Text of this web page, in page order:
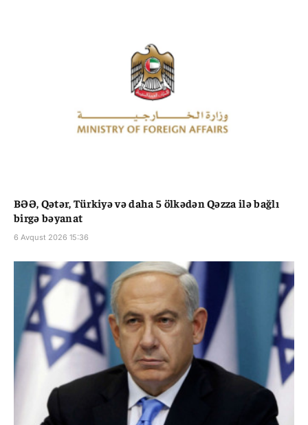
BƏƏ, Qətər, Türkiyə və daha 5 ölkədən Qəzza ilə bağlı
birgə bəyanat
6 Avqust 2026 15:36